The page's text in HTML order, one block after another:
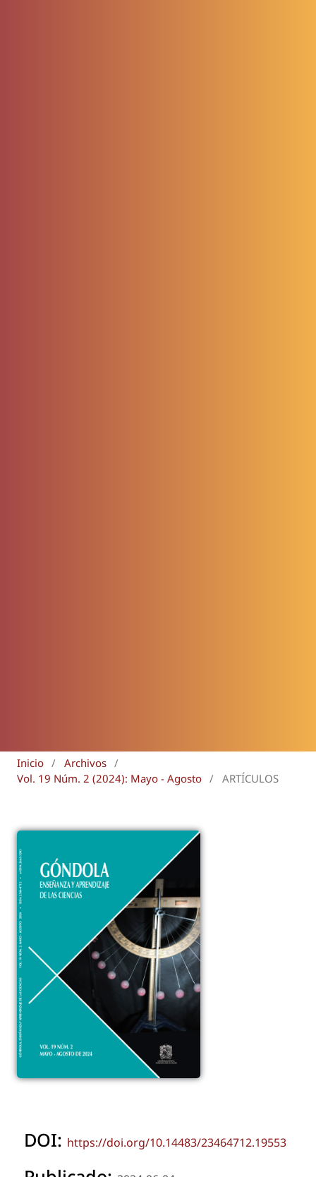
Inicio / Archivos /
Vol. 19 Núm. 2 (2024): Mayo - Agosto / ARTÍCULOS
DOI: https://doi.org/10.14483/23464712.19553